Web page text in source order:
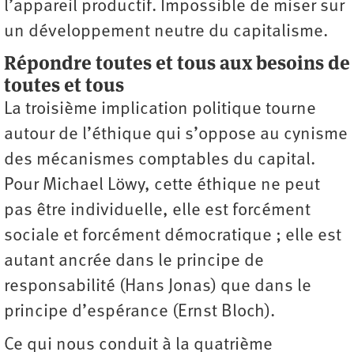
l’appareil productif. Impossible de miser sur
un développement neutre du capitalisme.
Répondre toutes et tous aux besoins de
toutes et tous
La troisième implication politique tourne
autour de l’éthique qui s’oppose au cynisme
des mécanismes comptables du capital.
Pour Michael Löwy, cette éthique ne peut
pas être individuelle, elle est forcément
sociale et forcément démocratique ; elle est
autant ancrée dans le principe de
responsabilité (Hans Jonas) que dans le
principe d’espérance (Ernst Bloch).
Ce qui nous conduit à la quatrième